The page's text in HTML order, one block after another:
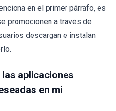
en el primer párrafo, es
promocionen a través de
descargan e instalan
aplicaciones
en mi